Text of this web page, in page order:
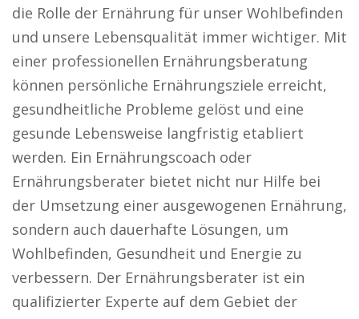
die Rolle der Ernährung für unser Wohlbefinden
und unsere Lebensqualität immer wichtiger. Mit
einer professionellen Ernährungsberatung
können persönliche Ernährungsziele erreicht,
gesundheitliche Probleme gelöst und eine
gesunde Lebensweise langfristig etabliert
werden. Ein Ernährungscoach oder
Ernährungsberater bietet nicht nur Hilfe bei
der Umsetzung einer ausgewogenen Ernährung,
sondern auch dauerhafte Lösungen, um
Wohlbefinden, Gesundheit und Energie zu
verbessern. Der Ernährungsberater ist ein
qualifizierter Experte auf dem Gebiet der